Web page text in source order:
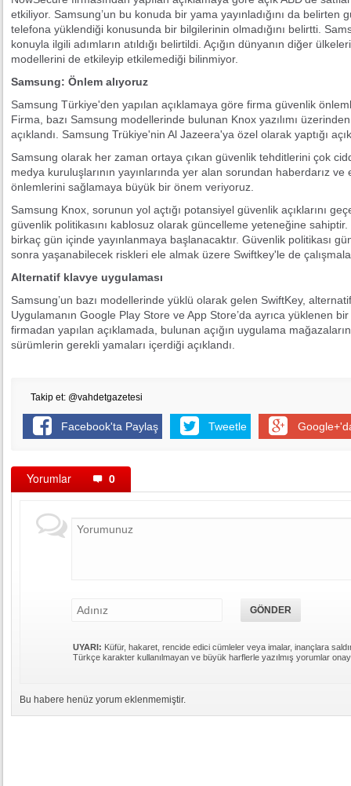
etkiliyor. Samsung’un bu konuda bir yama yayınladığını da belirten
telefona yüklendiği konusunda bir bilgilerinin olmadığını belirtti.
konuyla ilgili adımların atıldığı belirtildi. Açığın dünyanın diğer
modellerini de etkileyip etkilemediği bilinmiyor.
Samsung: Önlem alıyoruz
Samsung Türkiye'den yapılan açıklamaya göre firma güvenlik
Firma, bazı Samsung modellerinde bulunan Knox yazılımı
açıklandı. Samsung Trükiye'nin Al Jazeera'ya özel olarak yaptığı
Samsung olarak her zaman ortaya çıkan güvenlik tehditlerini çok
medya kuruluşlarının yayınlarında yer alan sorundan haberdarız
önlemlerini sağlamaya büyük bir önem veriyoruz.
Samsung Knox, sorunun yol açtığı potansiyel güvenlik açıklarını
güvenlik politikasını kablosuz olarak güncelleme yeteneğine
birkaç gün içinde yayınlanmaya başlanacaktır. Güvenlik politikası
sonra yaşanabilecek riskleri ele almak üzere Swiftkey'le de
Alternatif klavye uygulaması
Samsung’un bazı modellerinde yüklü olarak gelen SwiftKey,
Uygulamanın Google Play Store ve App Store’da ayrıca yüklenen
firmadan yapılan açıklamada, bulunan açığın uygulama
sürümlerin gerekli yamaları içerdiği açıklandı.
Takip et: @vahdetgazetesi
Facebook'ta Paylaş Tweetle
Yorumlar 0
UYARI: Küfür, hakaret, rencide edici cümleler veya imalar, inançlara
Türkçe karakter kullanılmayan ve büyük harflerle yazılmış yorumlar
Bu habere henüz yorum eklenmemiştir.